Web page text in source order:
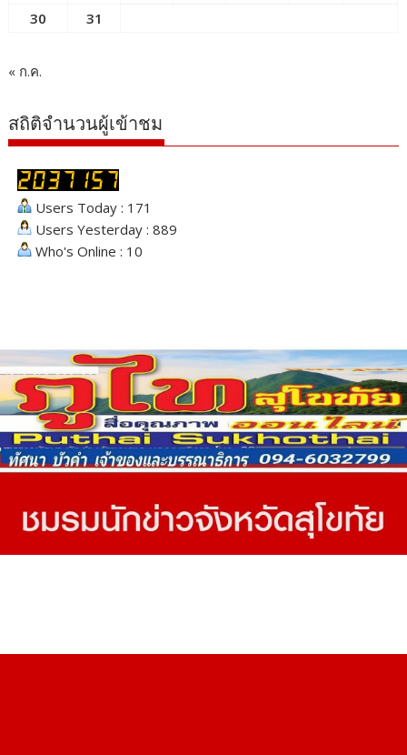
30
31
« ก.ค.
สถิติจำนวนผู้เข้าชม
Users Today : 171
Users Yesterday : 889
Who's Online : 10